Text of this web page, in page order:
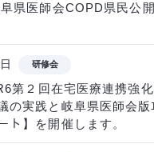
県医師会COPD県民公
研修会
第２回在宅医療連携強
の実践と岐阜県医師会
ト】を開催します。